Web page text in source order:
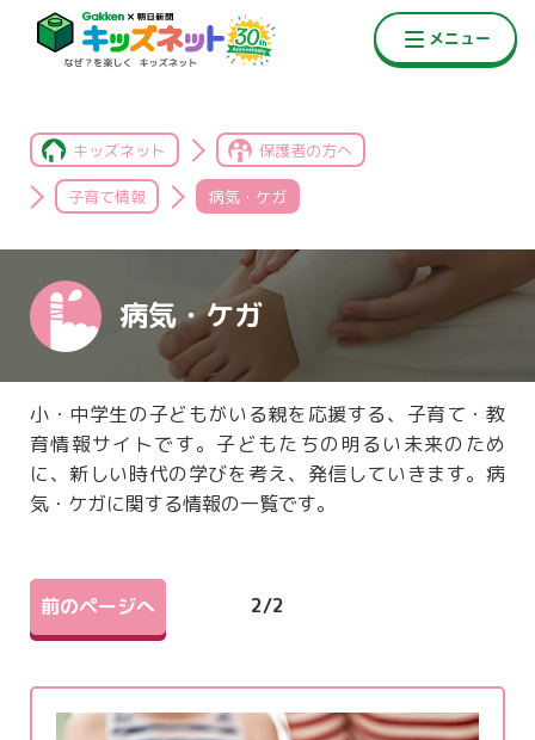
キッズネット 保護者の方へ
子育て情報 病気・ケガ
病気・ケガ
小・中学生の子どもがいる親を応援する、子育て・教
育情報サイトです。子どもたちの明るい未来のため
に、新しい時代の学びを考え、発信していきます。病
気・ケガに関する情報の一覧です。
前のページへ 2/2